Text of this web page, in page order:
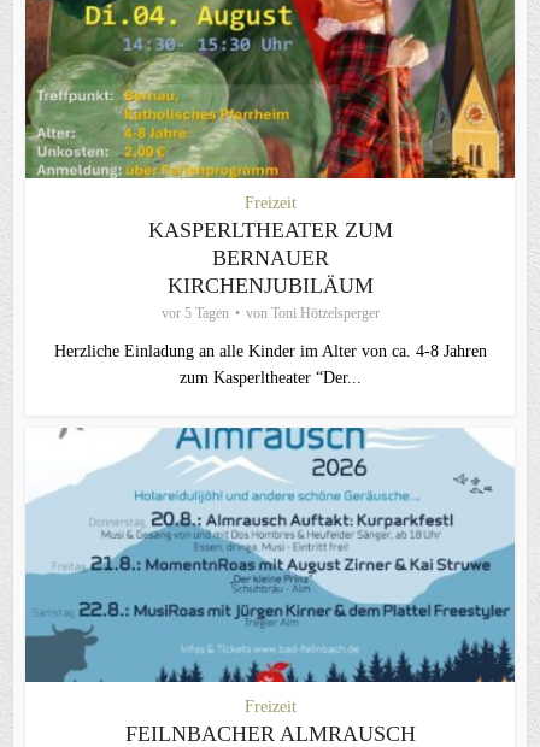
Freizeit
KASPERLTHEATER ZUM
BERNAUER
KIRCHENJUBILÄUM
vor 5 Tagen von Toni Hötzelsperger
Herzliche Einladung an alle Kinder im Alter von ca. 4-8 Jahren
zum Kasperltheater “Der...
Freizeit
FEILNBACHER ALMRAUSCH